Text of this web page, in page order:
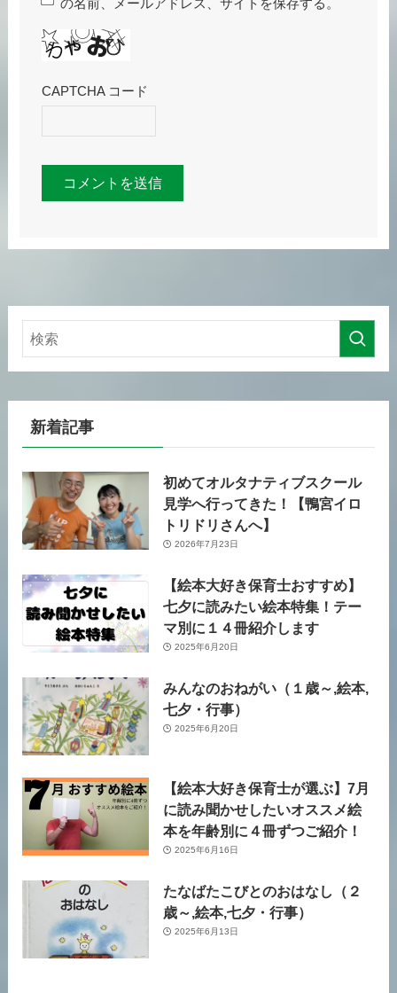
の名前、メールアドレス、サイトを保存する。
CAPTCHA コード
新着記事
初めてオルタナティブスクール
見学へ行ってきた！【鴨宮イロ
トリドリさんへ】
2026年7月23日
【絵本大好き保育士おすすめ】
七夕に読みたい絵本特集！テー
マ別に１４冊紹介します
2025年6月20日
みんなのおねがい（１歳～,絵本,
七夕・行事）
2025年6月20日
【絵本大好き保育士が選ぶ】7月
に読み聞かせしたいオススメ絵
本を年齢別に４冊ずつご紹介！
2025年6月16日
たなばたこびとのおはなし（２
歳～,絵本,七夕・行事）
2025年6月13日